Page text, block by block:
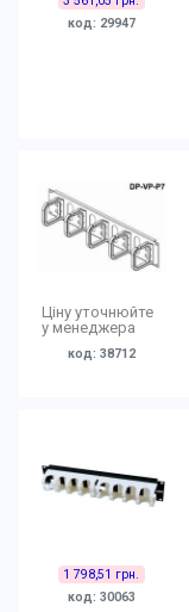
код: 29947
Ціну уточнюйте
у менеджера
код: 38712
1 798,51 грн.
код: 30063